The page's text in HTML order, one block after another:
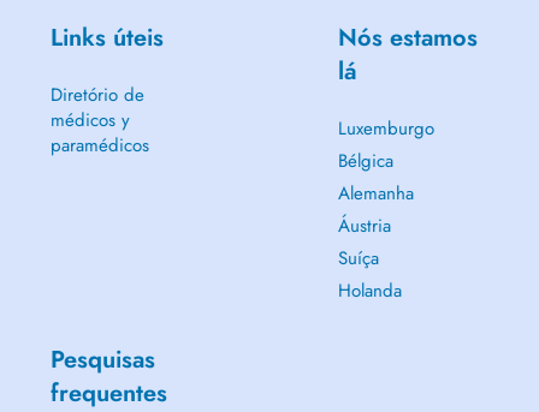
Links úteis
Diretório de
médicos y
paramédicos
Nós estamos
lá
Luxemburgo
Bélgica
Alemanha
Áustria
Suíça
Holanda
Pesquisas
frequentes